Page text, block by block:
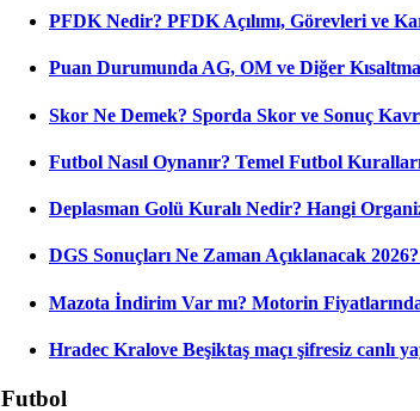
PFDK Nedir? PFDK Açılımı, Görevleri ve
Puan Durumunda AG, OM ve Diğer
Skor Ne Demek? Sporda Skor ve Sonuç
Futbol Nasıl Oynanır? Temel Futbol
Deplasman Golü Kuralı Nedir? Hangi
DGS Sonuçları Ne Zaman Açıklanacak
Mazota İndirim Var mı? Motorin
Hradec Kralove Beşiktaş maçı şifresiz canlı
Futbol